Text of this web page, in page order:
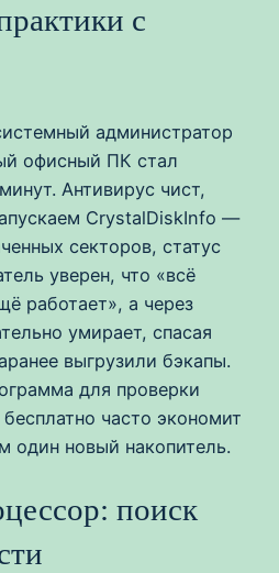
с
администратор
офисный ПК стал
Антивирус чист,
CrystalDiskInfo —
секторов, статус
уверен, что «всё
работает», а через
умирает, спасая
выгрузили бэкапы.
для проверки
часто экономит
один новый накопитель.
поиск